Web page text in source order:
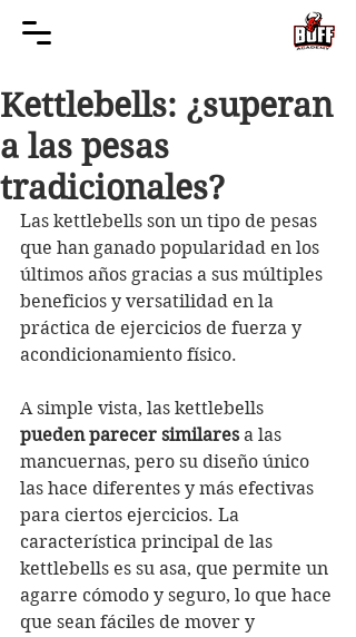
Kettlebells: ¿superan
a las pesas
tradicionales?
Las kettlebells son un tipo de pesas
que han ganado popularidad en los
últimos años gracias a sus múltiples
beneficios y versatilidad en la
práctica de ejercicios de fuerza y
acondicionamiento físico.
A simple vista, las kettlebells
pueden parecer similares a las
mancuernas, pero su diseño único
las hace diferentes y más efectivas
para ciertos ejercicios. La
característica principal de las
kettlebells es su asa, que permite un
agarre cómodo y seguro, lo que hace
que sean fáciles de mover y